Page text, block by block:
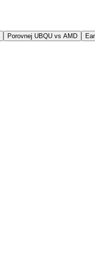
Porovnej UBQU vs AMD